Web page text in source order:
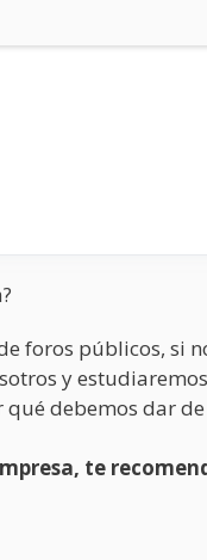
foros públicos, si
y
debemos dar
te